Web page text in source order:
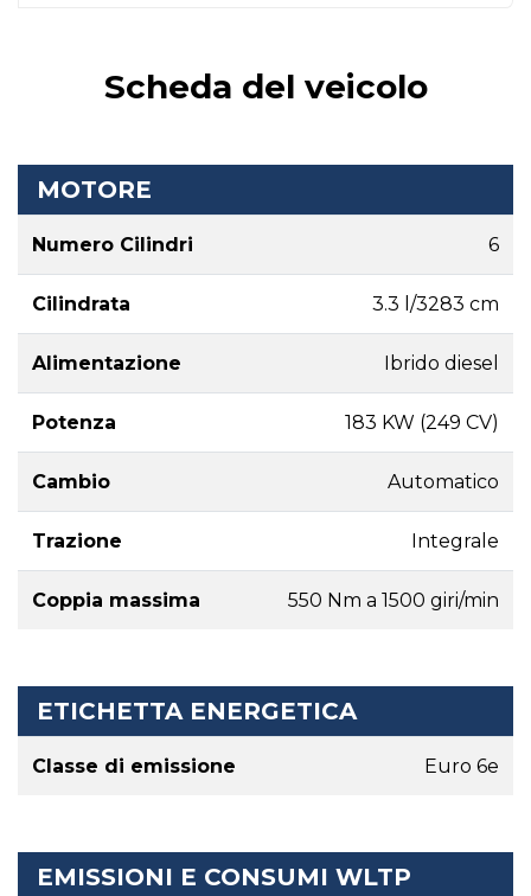
Scheda del veicolo
MOTORE
Numero Cilindri 6
Cilindrata 3.3 l/3283 cm
Alimentazione Ibrido diesel
Potenza 183 KW (249 CV)
Cambio Automatico
Trazione Integrale
Coppia massima 550 Nm a 1500 giri/min
ETICHETTA ENERGETICA
Classe di emissione Euro 6e
EMISSIONI E CONSUMI WLTP